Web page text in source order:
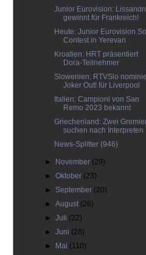
Junior Eurovision:
gewinnt für Frankreich!
Heute: Junior Eurovision
Contest in Yerevan
Kroatien: HRT präsentiert
Dora-Teilnehmer
Slowenien: RTVSlo
Joker Out! für Liverpool
Italien: Campioni von San
Remo 2023 bekannt
Griechenland: Zwei
suchen nach Interpreten
News-Splitter (946)
► November (29)
►Oktober (23)
► September (20)
►August (26)
►Juli (22)
►Juni (28)
►
Mai (110)